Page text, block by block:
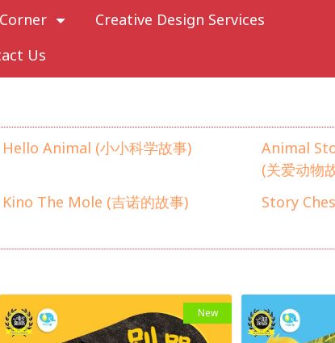
Creative Design Services
Us
Hello Animal (小小科学故事)
Animal
(关爱动物
Kino The Mole (吉诺的故事)
Story
New